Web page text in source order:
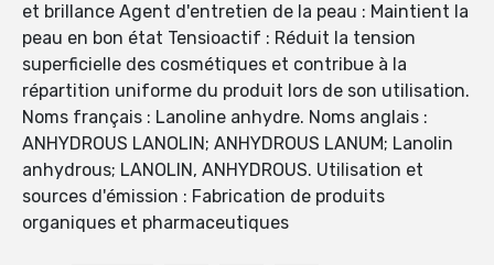
et brillance Agent d'entretien de la peau : Maintient la
peau en bon état Tensioactif : Réduit la tension
superficielle des cosmétiques et contribue à la
répartition uniforme du produit lors de son utilisation.
Noms français : Lanoline anhydre. Noms anglais :
ANHYDROUS LANOLIN; ANHYDROUS LANUM; Lanolin
anhydrous; LANOLIN, ANHYDROUS. Utilisation et
sources d'émission : Fabrication de produits
organiques et pharmaceutiques